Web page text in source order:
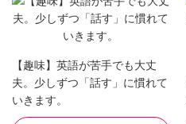
【趣味】英語が苦手でも大丈
夫。少しずつ「話す」に慣れて
いきます。